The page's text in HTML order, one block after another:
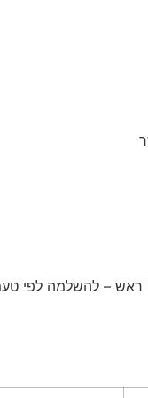
ראש – להשלמה לפי